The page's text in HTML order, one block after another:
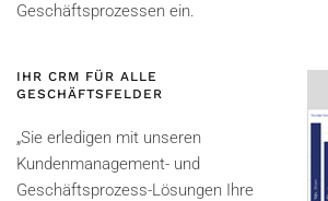
Geschäftsprozessen ein.
IHR CRM FÜR ALLE
GESCHÄFTSFELDER
„Sie erledigen mit unseren
Kundenmanagement- und
Geschäftsprozess-Lösungen Ihre